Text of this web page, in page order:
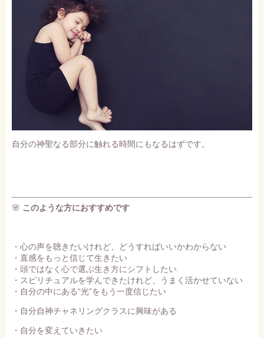
自分の神聖なる部分に触れる時間にもなるはずです。
🌸 このような方におすすめです
・心の声を聴きたいけれど、どうすればいいかわからない
・直感をもっと信じて生きたい
・頭ではなく心で選ぶ生き方にシフトしたい
・スピリチュアルを学んできたけれど、うまく活かせていない
・自分の中にある“光”をもう一度信じたい
・自分自神チャネリングクラスに興味がある
・自分を変えていきたい